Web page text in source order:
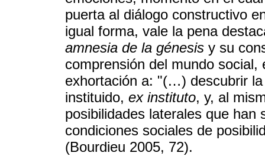
puerta al diálogo constructivo
igual forma, vale la pena
amnesia de la génesis y su
comprensión del mundo
exhortación a: "(…) descubrir
instituido, ex instituto, y, al
posibilidades laterales que han
condiciones sociales de
(Bourdieu 2005, 72).